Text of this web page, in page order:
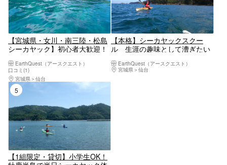
【宮城県・女川・南三陸・松島
シーカヤック】初心者大歓迎！
EarthQuest（アースクエスト）
口コミ(1)
宮城県
仙台
【本格】シーカヤックスクー
ル 生涯の趣味として漕ぎたい
石巻・女川
EarthQuest（アースクエスト）
宮城県
仙台
【1組限定・貸切】小学生OK！